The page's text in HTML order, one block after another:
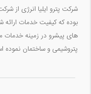
شرکت پترو ایلیا انرژی از
بوده که کیفیت خدمات ارائه
های پیشرو در زمینه خدمات
پتروشیمی و ساختمان نموده